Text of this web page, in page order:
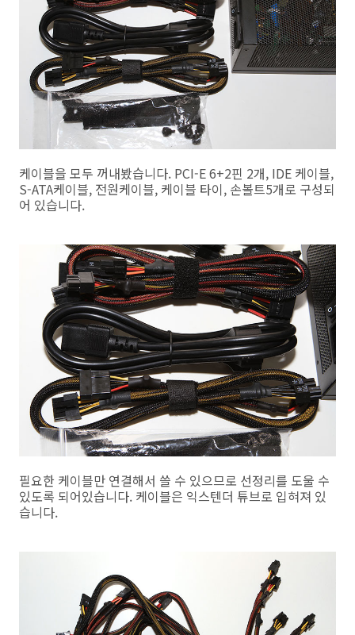
케이블을 모두 꺼내봤습니다. PCI-E 6+2핀 2개, IDE 케이블,
S-ATA케이블, 전원케이블, 케이블 타이, 손볼트5개로 구성되
어 있습니다.
필요한 케이블만 연결해서 쓸 수 있으므로 선정리를 도울 수
있도록 되어있습니다. 케이블은 익스텐더 튜브로 입혀져 있
습니다.